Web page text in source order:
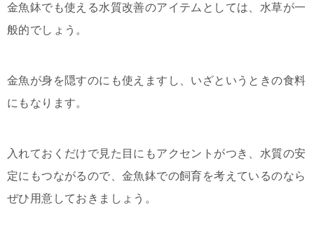
金魚鉢でも使える水質改善のアイテムとしては、水草が一
般的でしょう。
金魚が身を隠すのにも使えますし、いざというときの食料
にもなります。
入れておくだけで見た目にもアクセントがつき、水質の安
定にもつながるので、金魚鉢での飼育を考えているのなら
ぜひ用意しておきましょう。